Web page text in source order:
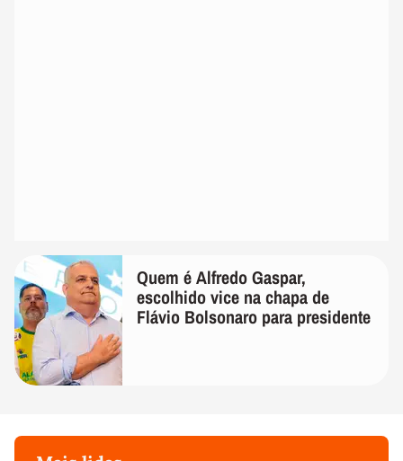
Quem é Alfredo Gaspar,
escolhido vice na chapa de
Flávio Bolsonaro para presidente